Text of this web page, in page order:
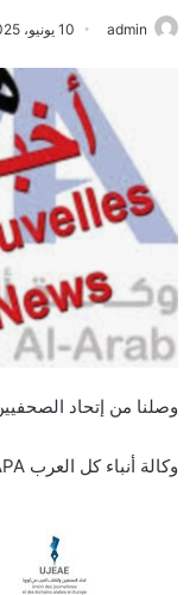
admin 10 يونيو، 2025
وصلنا من إتحاد
وكالة أنباء كل العرب APA